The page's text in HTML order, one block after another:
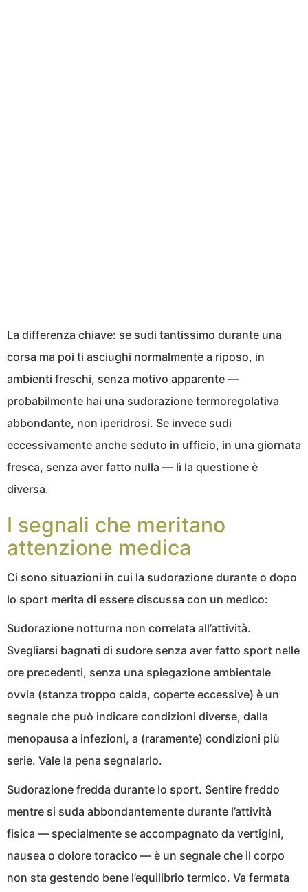
La differenza chiave: se sudi tantissimo durante una
corsa ma poi ti asciughi normalmente a riposo, in
ambienti freschi, senza motivo apparente —
probabilmente hai una sudorazione termoregolativa
abbondante, non iperidrosi. Se invece sudi
eccessivamente anche seduto in ufficio, in una giornata
fresca, senza aver fatto nulla — lì la questione è
diversa.
I segnali che meritano
attenzione medica
Ci sono situazioni in cui la sudorazione durante o dopo
lo sport merita di essere discussa con un medico:
Sudorazione notturna non correlata all’attività.
Svegliarsi bagnati di sudore senza aver fatto sport nelle
ore precedenti, senza una spiegazione ambientale
ovvia (stanza troppo calda, coperte eccessive) è un
segnale che può indicare condizioni diverse, dalla
menopausa a infezioni, a (raramente) condizioni più
serie. Vale la pena segnalarlo.
Sudorazione fredda durante lo sport. Sentire freddo
mentre si suda abbondantemente durante l’attività
fisica — specialmente se accompagnato da vertigini,
nausea o dolore toracico — è un segnale che il corpo
non sta gestendo bene l’equilibrio termico. Va fermata